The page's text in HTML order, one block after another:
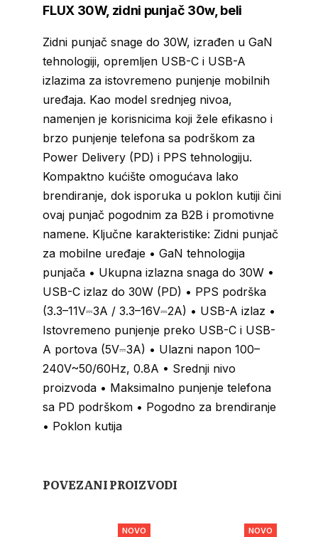
FLUX 30W, zidni punjač 30w, beli
Zidni punjač snage do 30W, izrađen u GaN
tehnologiji, opremljen USB-C i USB-A
izlazima za istovremeno punjenje mobilnih
uređaja. Kao model srednjeg nivoa,
namenjen je korisnicima koji žele efikasno i
brzo punjenje telefona sa podrškom za
Power Delivery (PD) i PPS tehnologiju.
Kompaktno kućište omogućava lako
brendiranje, dok isporuka u poklon kutiji čini
ovaj punjač pogodnim za B2B i promotivne
namene. Ključne karakteristike: Zidni punjač
za mobilne uređaje • GaN tehnologija
punjača • Ukupna izlazna snaga do 30W •
USB-C izlaz do 30W (PD) • PPS podrška
(3.3–11V⎓3A / 3.3–16V⎓2A) • USB-A izlaz •
Istovremeno punjenje preko USB-C i USB-
A portova (5V⎓3A) • Ulazni napon 100–
240V~50/60Hz, 0.8A • Srednji nivo
proizvoda • Maksimalno punjenje telefona
sa PD podrškom • Pogodno za brendiranje
• Poklon kutija
POVEZANI PROIZVODI
NOVO NOVO